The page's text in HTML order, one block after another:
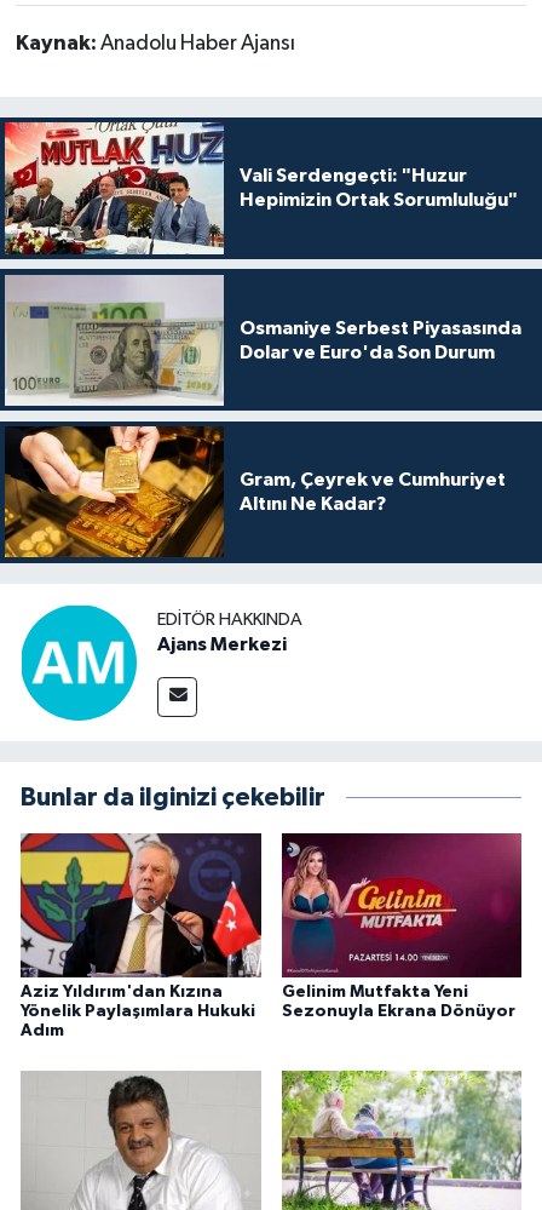
Kaynak: Anadolu Haber Ajansı
Vali Serdengeçti: "Huzur
Hepimizin Ortak Sorumluluğu"
Osmaniye Serbest Piyasasında
Dolar ve Euro'da Son Durum
Gram, Çeyrek ve Cumhuriyet
Altını Ne Kadar?
EDITÖR HAKKINDA
Ajans Merkezi
Bunlar da ilginizi çekebilir
Aziz Yıldırım'dan Kızına
Yönelik Paylaşımlara Hukuki
Adım
Gelinim Mutfakta Yeni
Sezonuyla Ekrana Dönüyor